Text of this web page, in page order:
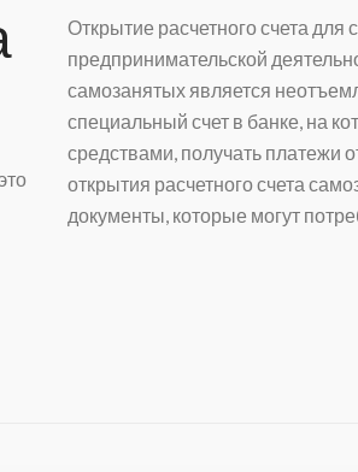
Открытие расчетного счета для
предпринимательской
самозанятых является
специальный счет в банке, на
средствами, получать платежи
открытия расчетного счета
документы, которые могут